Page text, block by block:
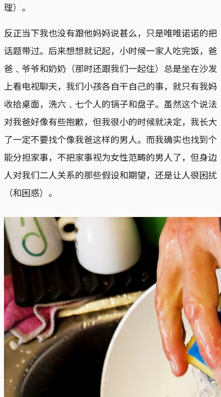
理）。
反正当下我也没有跟他妈妈说甚么，只是唯唯诺诺的把
话题带过。后来想想就记起，小时候一家人吃完饭，爸
爸﹑爷爷和奶奶（那时还跟我们一起住）总是坐在沙发
上看电视聊天，我们小孩各自干自己的事，就只有我妈
收拾桌面，洗六﹑七个人的锅子和盘子。虽然这个说法
对我爸好像有些抱歉，但我很小的时候就决定，我长大
了一定不要找个像我爸这样的男人。而我确实也找到个
能分担家事，不把家事视为女性范畴的男人了，但身边
人对我们二人关系的那些假设和期望，还是让人很困扰
（和困惑）。